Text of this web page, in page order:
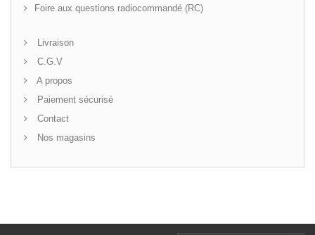
Foire aux questions radiocommandé (RC)
Livraison
C.G.V
A propos
Paiement sécurisé
Contact
Nos magasins